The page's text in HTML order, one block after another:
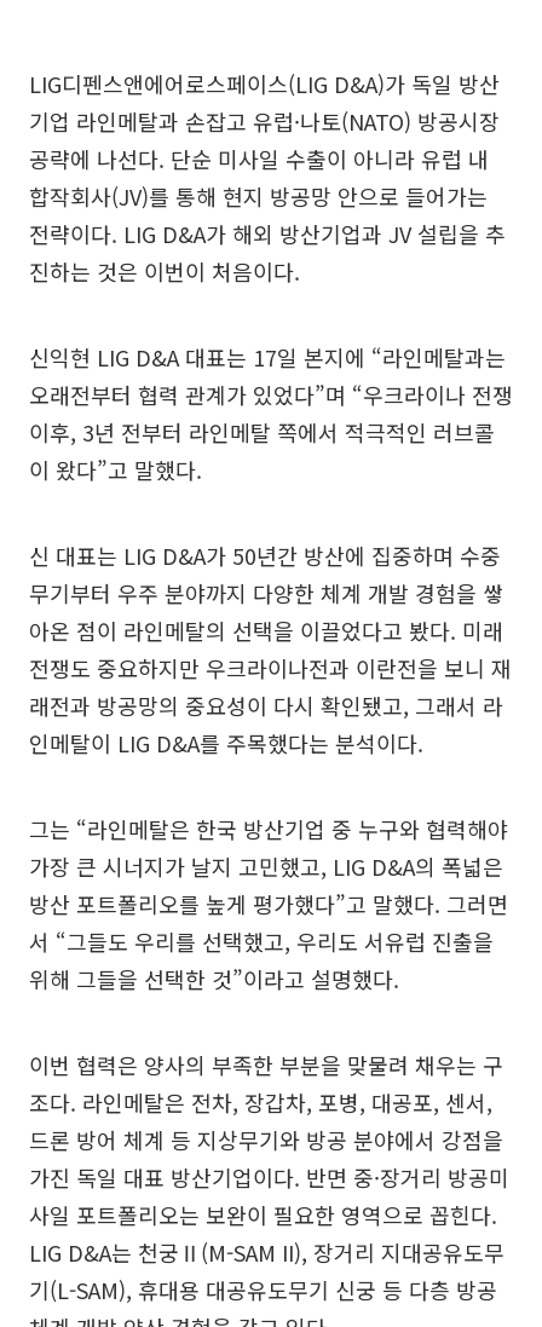
LIG디펜스앤에어로스페이스(LIG D&A)가 독일 방산
기업 라인메탈과 손잡고 유럽·나토(NATO) 방공시장
공략에 나선다. 단순 미사일 수출이 아니라 유럽 내
합작회사(JV)를 통해 현지 방공망 안으로 들어가는
전략이다. LIG D&A가 해외 방산기업과 JV 설립을 추
진하는 것은 이번이 처음이다.
신익현 LIG D&A 대표는 17일 본지에 “라인메탈과는
오래전부터 협력 관계가 있었다”며 “우크라이나 전쟁
이후, 3년 전부터 라인메탈 쪽에서 적극적인 러브콜
이 왔다”고 말했다.
신 대표는 LIG D&A가 50년간 방산에 집중하며 수중
무기부터 우주 분야까지 다양한 체계 개발 경험을 쌓
아온 점이 라인메탈의 선택을 이끌었다고 봤다. 미래
전쟁도 중요하지만 우크라이나전과 이란전을 보니 재
래전과 방공망의 중요성이 다시 확인됐고, 그래서 라
인메탈이 LIG D&A를 주목했다는 분석이다.
그는 “라인메탈은 한국 방산기업 중 누구와 협력해야
가장 큰 시너지가 날지 고민했고, LIG D&A의 폭넓은
방산 포트폴리오를 높게 평가했다”고 말했다. 그러면
서 “그들도 우리를 선택했고, 우리도 서유럽 진출을
위해 그들을 선택한 것”이라고 설명했다.
이번 협력은 양사의 부족한 부분을 맞물려 채우는 구
조다. 라인메탈은 전차, 장갑차, 포병, 대공포, 센서,
드론 방어 체계 등 지상무기와 방공 분야에서 강점을
가진 독일 대표 방산기업이다. 반면 중·장거리 방공미
사일 포트폴리오는 보완이 필요한 영역으로 꼽힌다.
LIG D&A는 천궁Ⅱ(M-SAM II), 장거리 지대공유도무
기(L-SAM), 휴대용 대공유도무기 신궁 등 다층 방공